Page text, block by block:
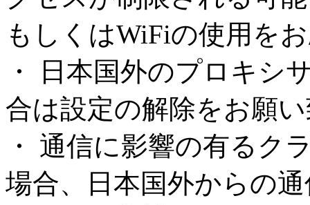
もしくはWiFiの使用を
・ 日本国外のプロキシ
合は設定の解除をお願
・ 通信に影響の有るク
場合、日本国外からの